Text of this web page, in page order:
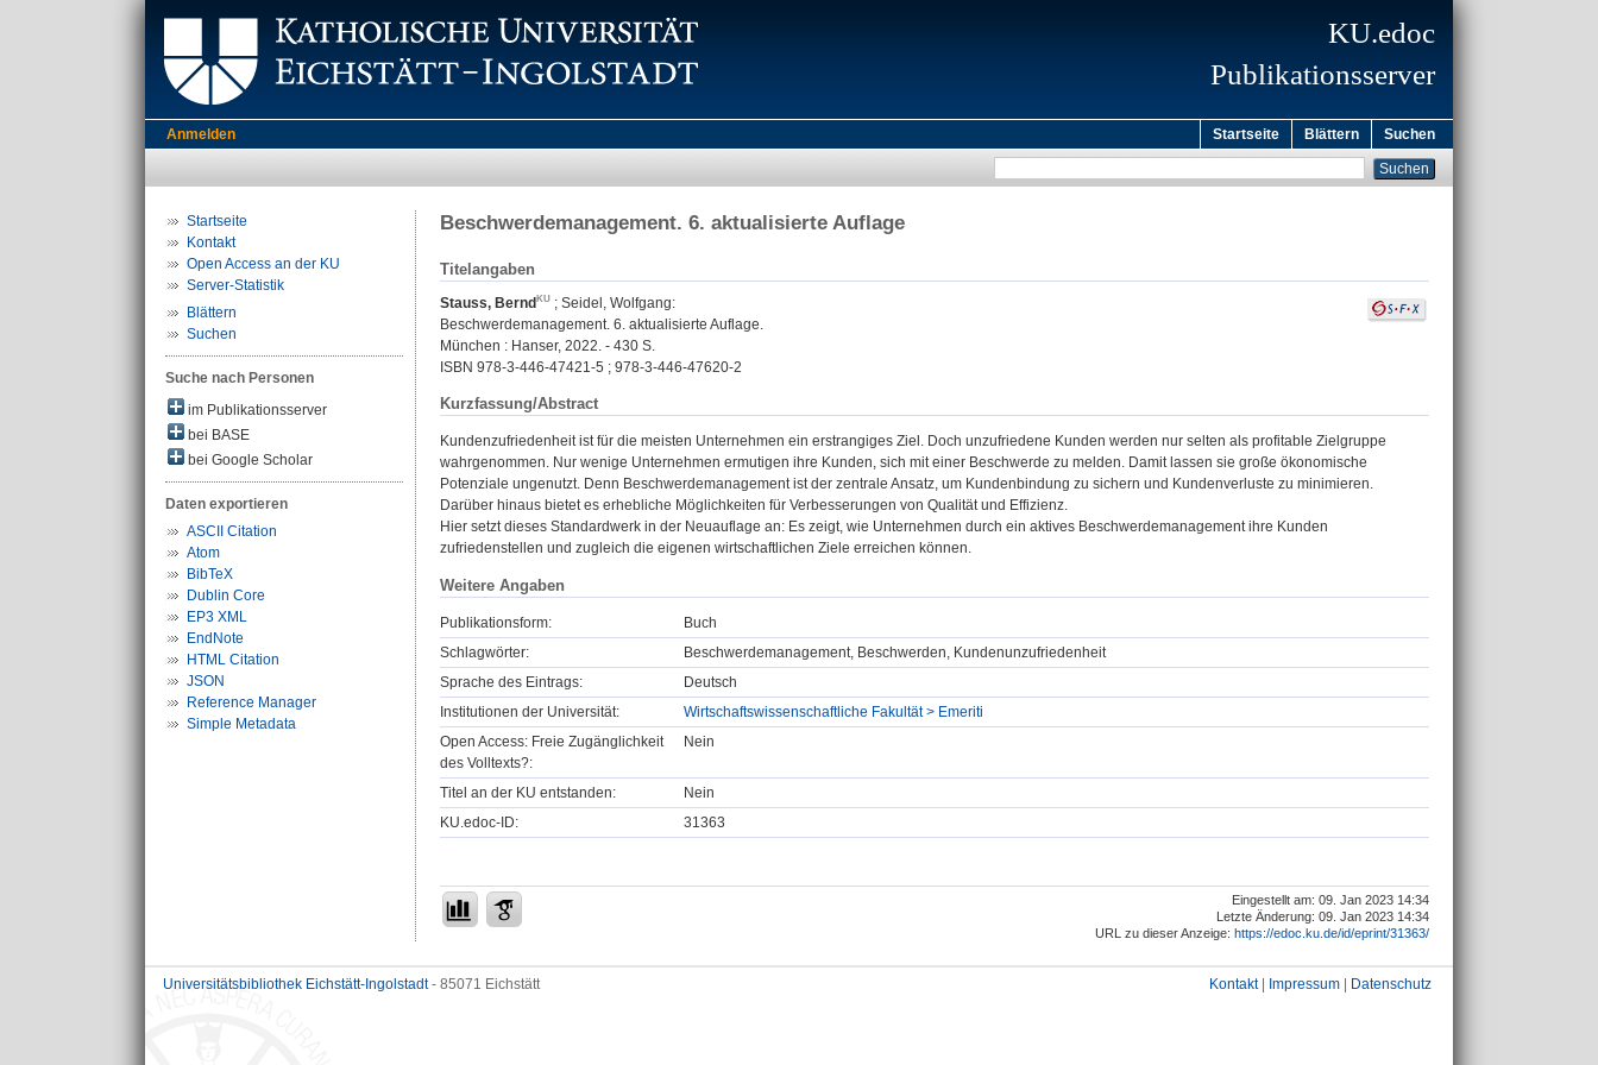
KU.edoc
Publikationsserver
Anmelden Startseite Blättern Suchen
Startseite
Kontakt
Open Access an der KU
Server-Statistik
Blättern
Suchen
Suche nach Personen
im Publikationsserver
bei BASE
bei Google Scholar
Daten exportieren
ASCII Citation
Atom
BibTeX
Dublin Core
EP3 XML
EndNote
HTML Citation
JSON
Reference Manager
Simple Metadata
Beschwerdemanagement. 6. aktualisierte Auflage
Titelangaben
Stauss, Bernd ; Seidel, Wolfgang:
Beschwerdemanagement. 6. aktualisierte Auflage.
München : Hanser, 2022. - 430 S.
ISBN 978-3-446-47421-5 ; 978-3-446-47620-2
Kurzfassung/Abstract
Kundenzufriedenheit ist für die meisten Unternehmen ein erstrangiges Ziel. Doch unzufriedene Kunden werden nur selten als profitable Zielgruppe
wahrgenommen. Nur wenige Unternehmen ermutigen ihre Kunden, sich mit einer Beschwerde zu melden. Damit lassen sie große ökonomische
Potenziale ungenutzt. Denn Beschwerdemanagement ist der zentrale Ansatz, um Kundenbindung zu sichern und Kundenverluste zu minimieren.
Darüber hinaus bietet es erhebliche Möglichkeiten für Verbesserungen von Qualität und Effizienz.
Hier setzt dieses Standardwerk in der Neuauflage an: Es zeigt, wie Unternehmen durch ein aktives Beschwerdemanagement ihre Kunden
zufriedenstellen und zugleich die eigenen wirtschaftlichen Ziele erreichen können.
Weitere Angaben
Publikationsform:
Buch
Schlagwörter:
Beschwerdemanagement, Beschwerden, Kundenunzufriedenheit
Sprache des Eintrags:
Deutsch
Institutionen der Universität:
Wirtschaftswissenschaftliche Fakultät > Emeriti
Open Access: Freie Zugänglichkeit
des Volltexts?:
Nein
Titel an der KU entstanden:
Nein
KU.edoc-ID:
31363
Eingestellt am: 09. Jan 2023 14:34
Letzte Änderung: 09. Jan 2023 14:34
URL zu dieser Anzeige: https://edoc.ku.de/id/eprint/31363/
Universitätsbibliothek Eichstätt-Ingolstadt- 85071 Eichstätt Kontakt| Impressum Datenschutz